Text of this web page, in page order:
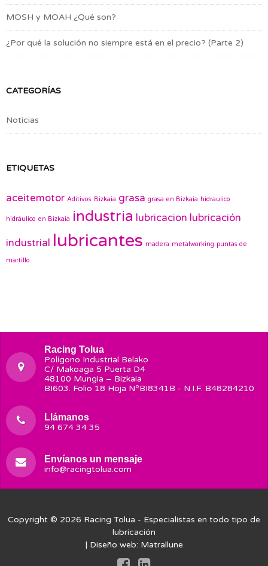
MOSH y MOAH ¿Qué son?
¿Por qué la solución no siempre está en el precio? (Parte 2)
CATEGORÍAS
Noticias
ETIQUETAS
aceitemotor Aditivos Bizkaia grasa grasa en Bizkaia hidraulico
hidráulico en Bizkaia industria lubricacion lubricación
industrial lubricantes madera metalworking puntas de
martillo
Racing Tolua
Polígono Industrial Belako
C/ Makoaga 5 Puerta D4
48100 Mungia – Bizkaia
BI603. Folio 18 Hoja NºBI8341B - N.I.F. B48284210
Llámanos
94 674 34 35
Envíanos un mensaje
info@racingtolua.com
Copyright © 2026 Racing Tolua - Especialistas en todo tipo de
lubricación
| Diseño web: Matrallune